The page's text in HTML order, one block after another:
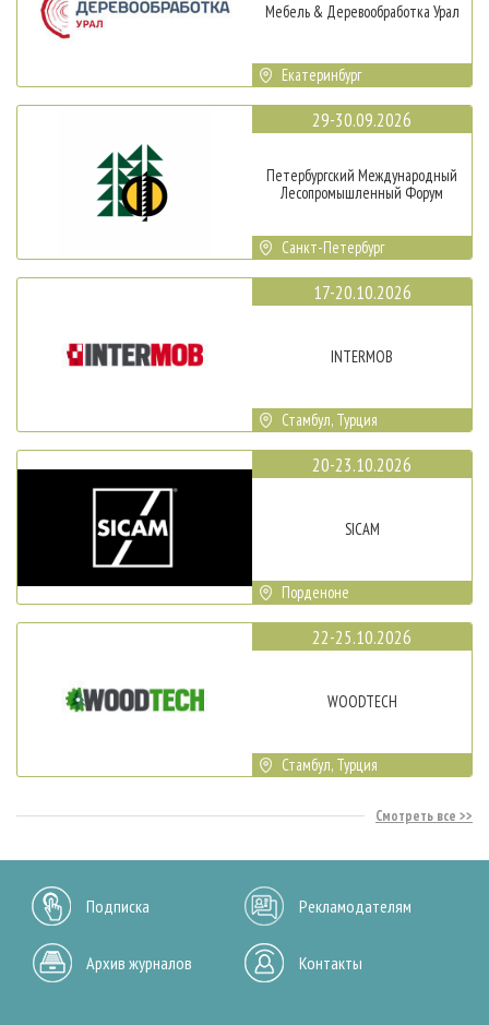
Мебель & Деревообработка Урал
Екатеринбург
29-30.09.2026
Петербургский Международный
Лесопромышленный Форум
Санкт-Петербург
17-20.10.2026
INTERMOB
Стамбул, Турция
20-23.10.2026
SICAM
Порденоне
22-25.10.2026
WOODTECH
Стамбул, Турция
Смотреть все
Подписка Рекламодателям
Архив журналов Контакты